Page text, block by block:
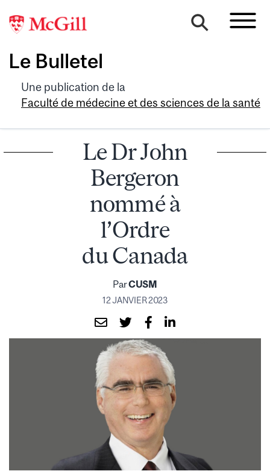
Le Bulletel
Une publication de la
Faculté de médecine et des sciences de la santé
Le Dr John
Bergeron
nommé à
l’Ordre
du Canada
ParCUSM
12 JANVIER 2023